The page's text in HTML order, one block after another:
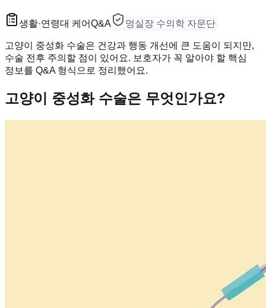
생활·연령대 케어Q&A 멍실장 수의학 자문단
고양이 중성화 수술은 건강과 행동 개선에 큰 도움이 되지만,
수술 전후 주의할 점이 있어요. 보호자가 꼭 알아야 할 핵심
정보를 Q&A 형식으로 정리했어요.
고양이 중성화 수술은 무엇인가요?